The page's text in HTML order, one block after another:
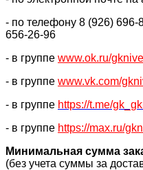
- по телефону 8 (926) 696-
656-26-96
- в группе www.ok.ru/
- в группе www.vk.com/
- в группе https://t.me/
- в группе https://max.ru/
Минимальная сумма
(без учета суммы за